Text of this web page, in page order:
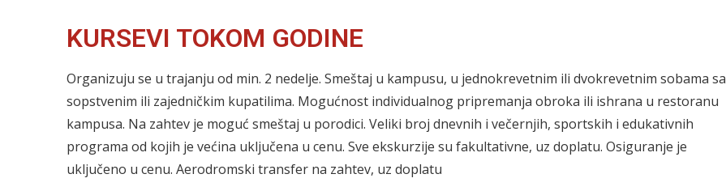
KURSEVI TOKOM GODINE
Organizuju se u trajanju od min. 2 nedelje. Smeštaj u kampusu, u jednokrevetnim ili dvokrevetnim sobama sa
sopstvenim ili zajedničkim kupatilima. Mogućnost individualnog pripremanja obroka ili ishrana u restoranu
kampusa. Na zahtev je moguć smeštaj u porodici. Veliki broj dnevnih i večernjih, sportskih i edukativnih
programa od kojih je većina uključena u cenu. Sve ekskurzije su fakultativne, uz doplatu. Osiguranje je
uključeno u cenu. Aerodromski transfer na zahtev, uz doplatu